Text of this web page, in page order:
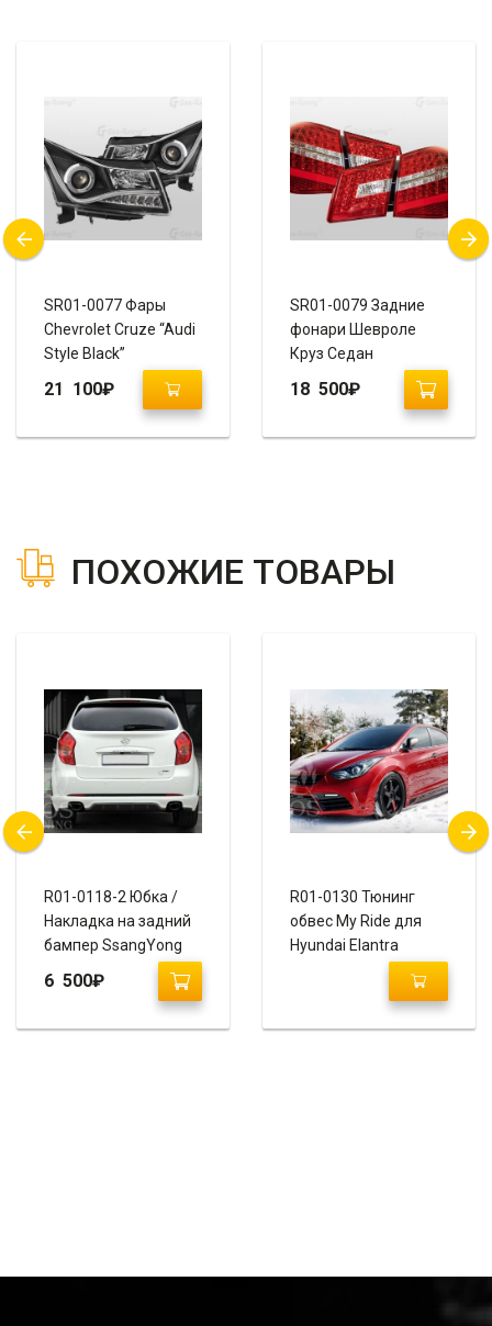
SR01-0077 Фары
Chevrolet Cruze “Audi
Style Black”
21 100₽
SR01-0079 Задние
фонари Шевроле
Круз Седан
“Mercedes Style”
18 500₽
ПОХОЖИЕ ТОВАРЫ
R01-0118-2 Юбка /
Накладка на задний
бампер SsangYong
Action New «Ixion»
6 500₽
R01-0130 Тюнинг
обвес My Ride для
Hyundai Elantra
Avante MD / Хендай